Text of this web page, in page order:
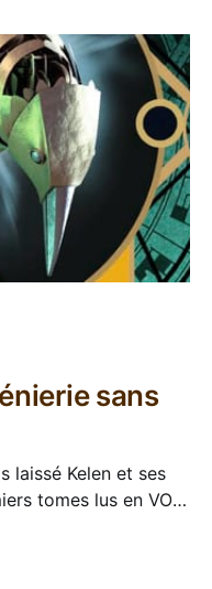
sans
laissé Kelen et ses
tomes lus en VO
un bon rythme